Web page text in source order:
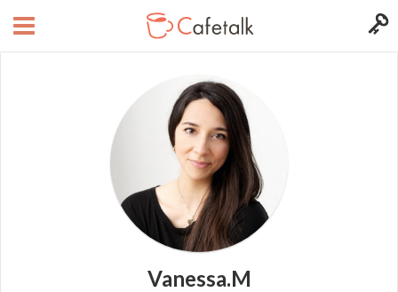
Vanessa.M